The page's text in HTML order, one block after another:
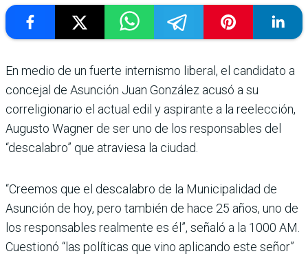
En medio de un fuerte internismo liberal, el can­didato a
concejal de Asun­ción Juan González acusó a su
correligionario el actual edil y aspirante a la reelec­ción,
Augusto Wagner de ser uno de los responsables del
“descalabro” que atraviesa la ciudad.
“Creemos que el descalabro de la Municipalidad de
Asun­ción de hoy, pero también de hace 25 años, uno de
los res­ponsables realmente es él”, señaló a la 1000 AM.
Cues­tionó “las políticas que vino aplicando este señor”